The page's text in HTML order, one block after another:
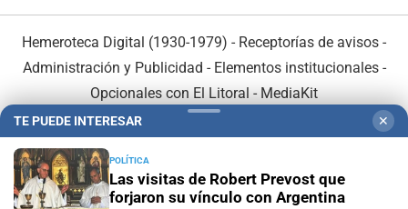
Hemeroteca Digital (1930-1979) - Receptorías de avisos -
Administración y Publicidad - Elementos institucionales-
Opcionales con El Litoral - MediaKit
TE PUEDE INTERESAR ✕
POLÍTICA
Las visitas de Robert Prevost que
forjaron su vínculo con Argentina